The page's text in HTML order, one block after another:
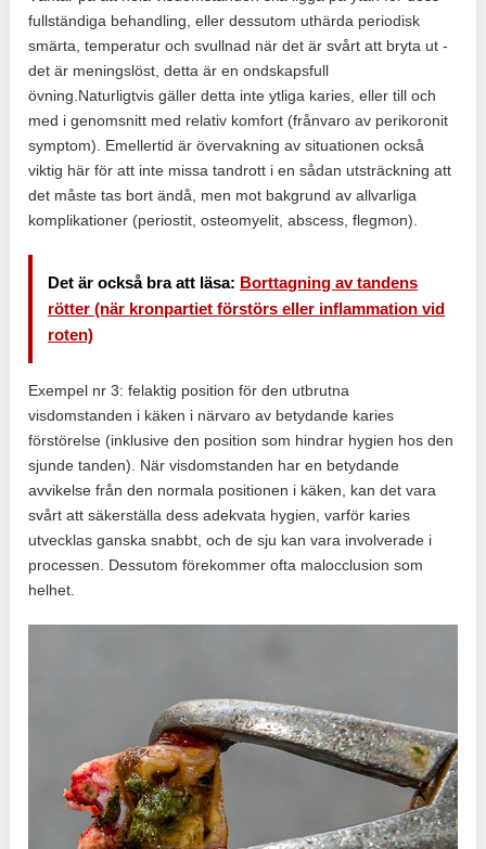
fullständiga behandling, eller dessutom uthärda periodisk
smärta, temperatur och svullnad när det är svårt att bryta ut -
det är meningslöst, detta är en ondskapsfull
övning.Naturligtvis gäller detta inte ytliga karies, eller till och
med i genomsnitt med relativ komfort (frånvaro av perikoronit
symptom). Emellertid är övervakning av situationen också
viktig här för att inte missa tandrott i en sådan utsträckning att
det måste tas bort ändå, men mot bakgrund av allvarliga
komplikationer (periostit, osteomyelit, abscess, flegmon).
Det är också bra att läsa: Borttagning av tandens
rötter (när kronpartiet förstörs eller inflammation vid
roten)
Exempel nr 3: felaktig position för den utbrutna
visdomstanden i käken i närvaro av betydande karies
förstörelse (inklusive den position som hindrar hygien hos den
sjunde tanden). När visdomstanden har en betydande
avvikelse från den normala positionen i käken, kan det vara
svårt att säkerställa dess adekvata hygien, varför karies
utvecklas ganska snabbt, och de sju kan vara involverade i
processen. Dessutom förekommer ofta malocclusion som
helhet.